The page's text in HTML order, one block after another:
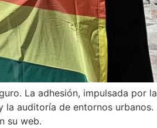
La adhesión, impulsada por la
la auditoría de entornos urbanos.
su web.